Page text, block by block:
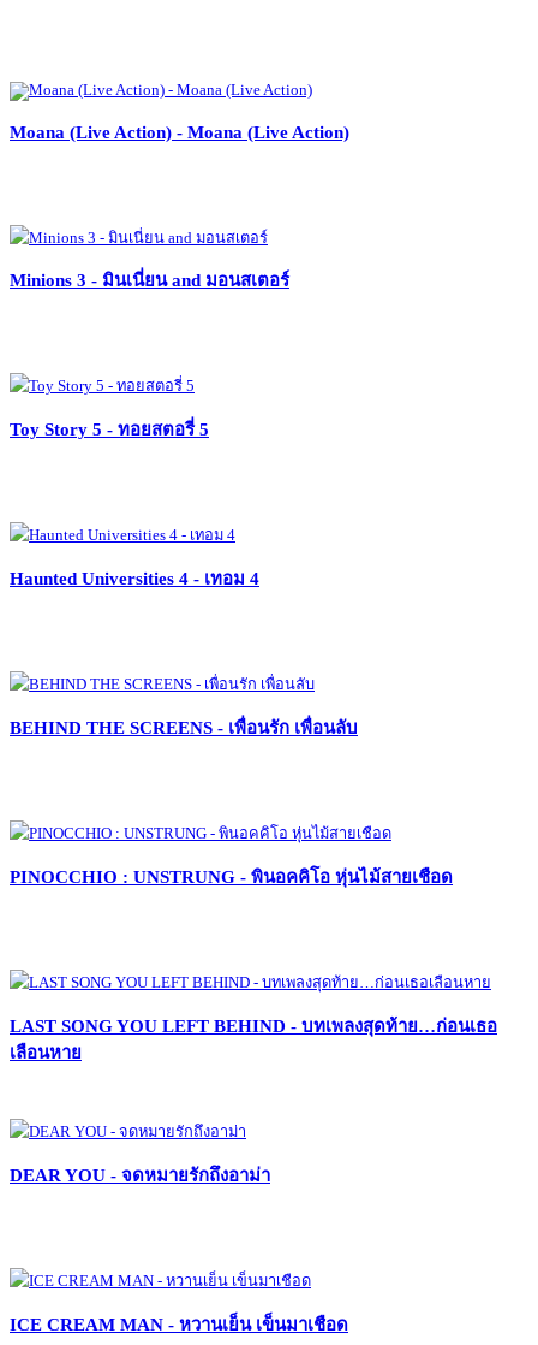
Moana (Live Action) - Moana (Live Action)
Minions 3 - มินเนี่ยน and มอนสเตอร์
Toy Story 5 - ทอยสตอรี่ 5
Haunted Universities 4 - เทอม 4
BEHIND THE SCREENS - เพื่อนรัก เพื่อนลับ
PINOCCHIO : UNSTRUNG - พินอคคิโอ หุ่นไม้สายเชือด
LAST SONG YOU LEFT BEHIND - บทเพลงสุดท้าย…ก่อนเธอ
เลือนหาย
DEAR YOU - จดหมายรักถึงอาม่า
ICE CREAM MAN - หวานเย็น เข็นมาเชือด